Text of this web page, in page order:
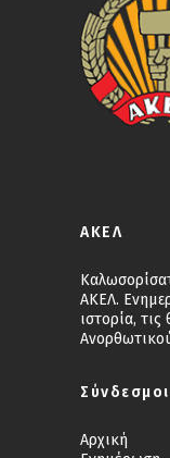
ΑΚΕΛ
ΑΚΕΛ.
ιστορία, τις
Σύνδεσμοι
Αρχική